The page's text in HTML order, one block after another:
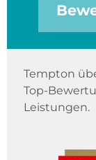
Tempton
Top-
Leistungen.